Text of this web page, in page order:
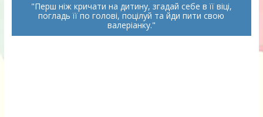
Перш ніж кричати на дитину, згадай себе в її віці,
погладь її по голові, поцілуй та йди пити свою
валеріанку.